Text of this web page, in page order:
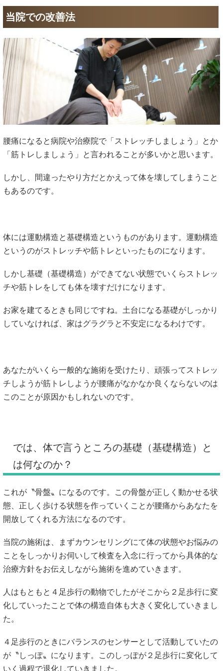
当院での改善法
腰痛になると病院や治療院で「ストレッチしましょう」とか
「筋トレしましょう」と言われることが多いかと思います。
しかし、間違ったやり方だとかえって体を壊してしまうこと
もあるのです。
体には運動構造と基礎構造というものがあります。運動構造
というのがストレッチや筋トレといったものになります。
しかし基礎（基礎構造）ができてない状態でいくらストレッ
チや筋トレをしても体を壊すだけになります。
お家を建てるときも同じですね。土台になる基礎がしっかり
していなければ、家はグラグラと不安定になるわけです。
あなたがいくら一般的な施術を受けたり、頑張ってストレッ
チしようが筋トレしようが腰痛がなかなか良くならないのは
このことが原因かもしれないのです。
では、体で言うところの基礎（基礎構造）と
は何なのか？
これが〝骨盤〟になるのです。この骨盤が正しく動かせる状
態、正しく歩ける状態を作っていくことが腰痛からあなたを
開放してくれる方法になるのです。
当院の施術は、まずカウンセリングにて体の状態やお悩みの
ことをしっかりお伺いして検査を入念に行ってから具体的な
治療方針をお伝えしながら施術を進めていきます。
人はもともと４足歩行の動物でしたがそこから２足歩行に変
化していったことで体の構造自体も大きく変化していきまし
た。
４足歩行のときにバランスのセンサーとして活動していたの
が〝しっぽ〟になります。このしっぽが２足歩行に変化して
いく過程で退化していきました。